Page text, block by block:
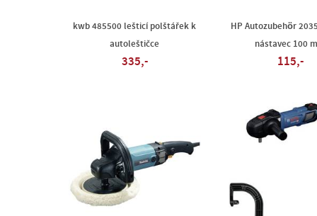
kwb 485500 lešticí polštářek k
autoleštičce
335,-
HP Autozubehör
nástavec 100
115,-